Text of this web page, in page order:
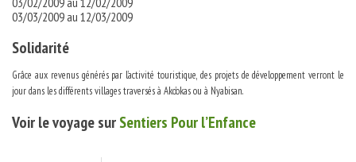
03/03/2009 au 12/03/2009
Solidarité
Grâce aux revenus générés par l’activité touristique, des projets de développement verront le
jour dans les différents villages traversés à Ako’okas ou à Nyabisan.
Voir le voyage surSentiers Pour l’Enfance